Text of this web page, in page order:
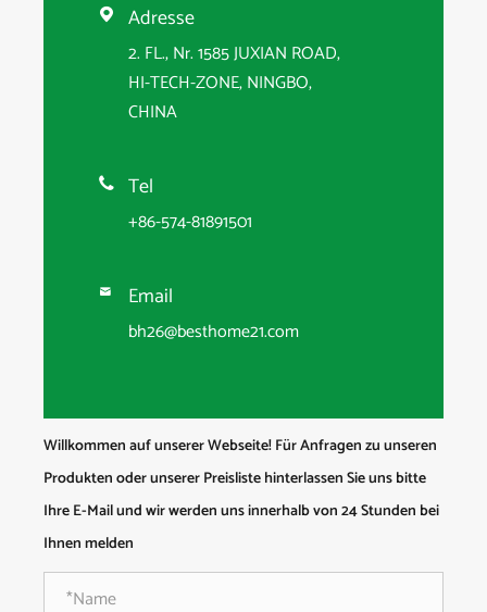
 Adresse
2. FL., Nr. 1585 JUXIAN ROAD,
HI-TECH-ZONE, NINGBO,
CHINA
 Tel
+86-574-81891501
 Email
bh26@besthome21.com
Willkommen auf unserer Webseite! Für Anfragen zu unseren
Produkten oder unserer Preisliste hinterlassen Sie uns bitte
Ihre E-Mail und wir werden uns innerhalb von 24 Stunden bei
Ihnen melden